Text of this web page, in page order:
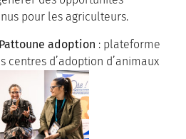
pour les agriculteurs.
adoption : plateforme
centres d’adoption d’animaux